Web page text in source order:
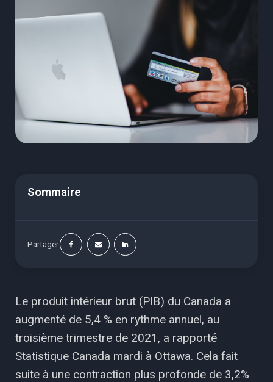
Sommaire
Partager
Le produit intérieur brut (PIB) du Canada a
augmenté de 5,4 % en rythme annuel, au
troisième trimestre de 2021, a rapporté
Statistique Canada mardi à Ottawa. Cela fait
suite à une contraction plus profonde de 3,2%